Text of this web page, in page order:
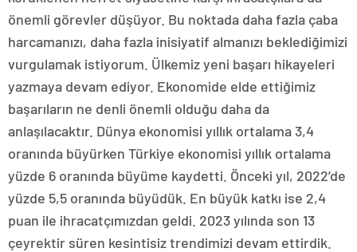
önemli görevler düşüyor. Bu noktada daha fazla çaba
harcamanızı, daha fazla inisiyatif almanızı beklediğimizi
vurgulamak istiyorum. Ülkemiz yeni başarı hikayeleri
yazmaya devam ediyor. Ekonomide elde ettiğimiz
başarıların ne denli önemli olduğu daha da
anlaşılacaktır. Dünya ekonomisi yıllık ortalama 3,4
oranında büyürken Türkiye ekonomisi yıllık ortalama
yüzde 6 oranında büyüme kaydetti. Önceki yıl, 2022’de
yüzde 5,5 oranında büyüdük. En büyük katkı ise 2,4
puan ile ihracatçımızdan geldi. 2023 yılında son 13
çeyrektir süren kesintisiz trendimizi devam ettirdik.